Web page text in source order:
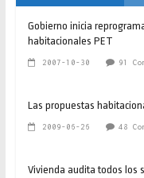
Gobierno inicia
habitacionales PET
2007-10-30 91
Las propuestas
2009-06-26 48
Vivienda audita todos los